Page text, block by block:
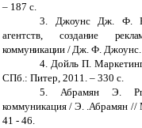
– 187 с.
3.
Джоунс Дж. Ф.
агентств,создание
коммуникации /Дж. Ф. Джоунс.
4. Дойль П.
СПб.: Питер, 2011. – 330 с.
5.
Абрамян Э.
коммуникация / Э. .Абрамян //
41 - 46.